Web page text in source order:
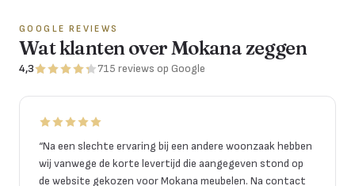
GOOGLE REVIEWS
Wat klanten over Mokana zeggen
4,3 715 reviews op Google
“Na een slechte ervaring bij een andere woonzaak hebben
wij vanwege de korte levertijd die aangegeven stond op
de website gekozen voor Mokana meubelen. Na contact